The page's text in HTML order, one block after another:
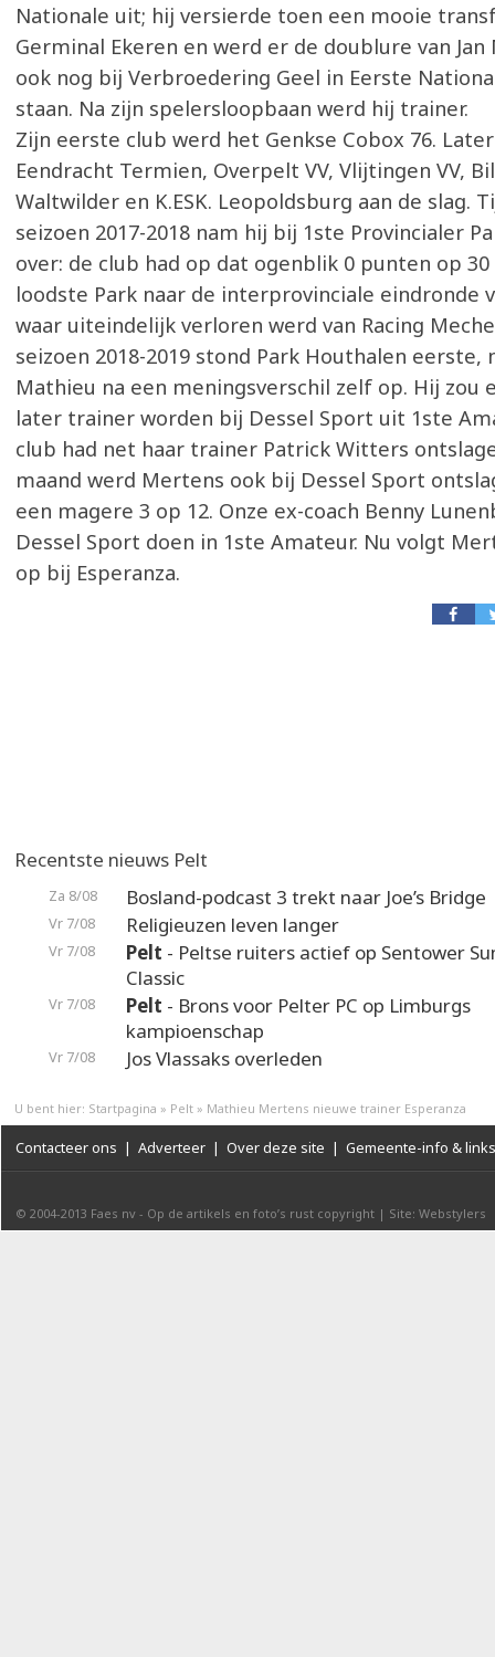
Nationale uit; hij versierde toen een mooie
Germinal Ekeren en werd er de doublure van Jan
ook nog bij Verbroedering Geel in Eerste
staan. Na zijn spelersloopbaan werd hij trainer.
Zijn eerste club werd het Genkse Cobox 76.
Eendracht Termien, Overpelt VV, Vlijtingen VV,
Waltwilder en K.ESK. Leopoldsburg aan de slag.
seizoen 2017-2018 nam hij bij 1ste Provincialer
over: de club had op dat ogenblik 0 punten op
loodste Park naar de interprovinciale eindronde
waar uiteindelijk verloren werd van Racing
seizoen 2018-2019 stond Park Houthalen eerste,
Mathieu na een meningsverschil zelf op. Hij zou
later trainer worden bij Dessel Sport uit 1ste
club had net haar trainer Patrick Witters
maand werd Mertens ook bij Dessel Sport
een magere 3 op 12. Onze ex-coach Benny
Dessel Sport doen in 1ste Amateur. Nu volgt
op bij Esperanza.
Recentste nieuws Pelt
Za 8/08 Bosland-podcast 3 trekt naar Joe’s Bridge
Vr 7/08 Religieuzen leven langer
Vr 7/08 Pelt - Peltse ruiters actief op Sentower
Classic
Vr 7/08 Pelt - Brons voor Pelter PC op Limburgs
kampioenschap
Vr 7/08 Jos Vlassaks overleden
U bent hier: Startpagina » Pelt » Mathieu Mertens nieuwe trainer Esperanza
Contacteer ons | Adverteer | Over deze site | Gemeente-info & links
© 2004-2013 Faes nv - Op de artikels en foto’s rust copyright | Site: Webstylers